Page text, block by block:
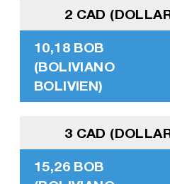
2 CAD
10,18 BOB
(BOLIVIANO
BOLIVIEN)
3 CAD
15,26 BOB